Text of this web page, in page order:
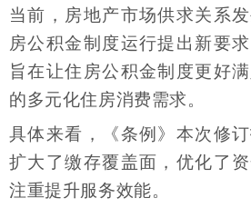
当前，房地产市场供求关系
房公积金制度运行提出新要
旨在让住房公积金制度更好
的多元化住房消费需求。
具体来看，《条例》本次修
扩大了缴存覆盖面，优化了
注重提升服务效能。